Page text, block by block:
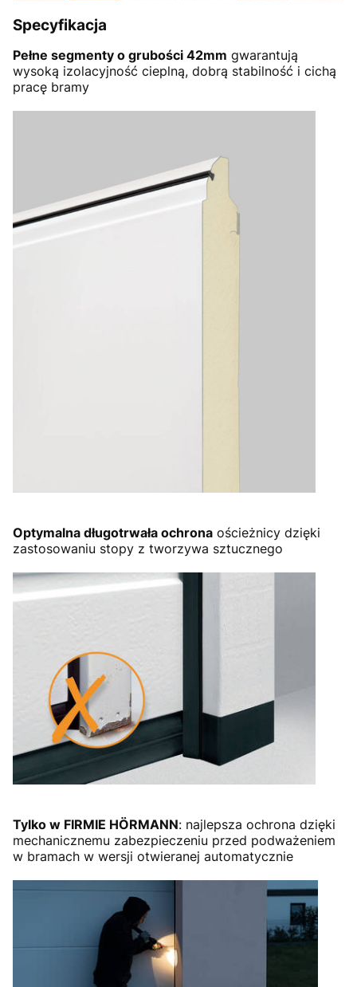
Specyfikacja
Pełne segmenty o grubości 42mm gwarantują
wysoką izolacyjność cieplną, dobrą stabilność i cichą
pracę bramy
Optymalna długotrwała ochrona ościeżnicy dzięki
zastosowaniu stopy z tworzywa sztucznego
Tylko w FIRMIE HÖRMANN: najlepsza ochrona dzięki
mechanicznemu zabezpieczeniu przed podważeniem
w bramach w wersji otwieranej automatycznie